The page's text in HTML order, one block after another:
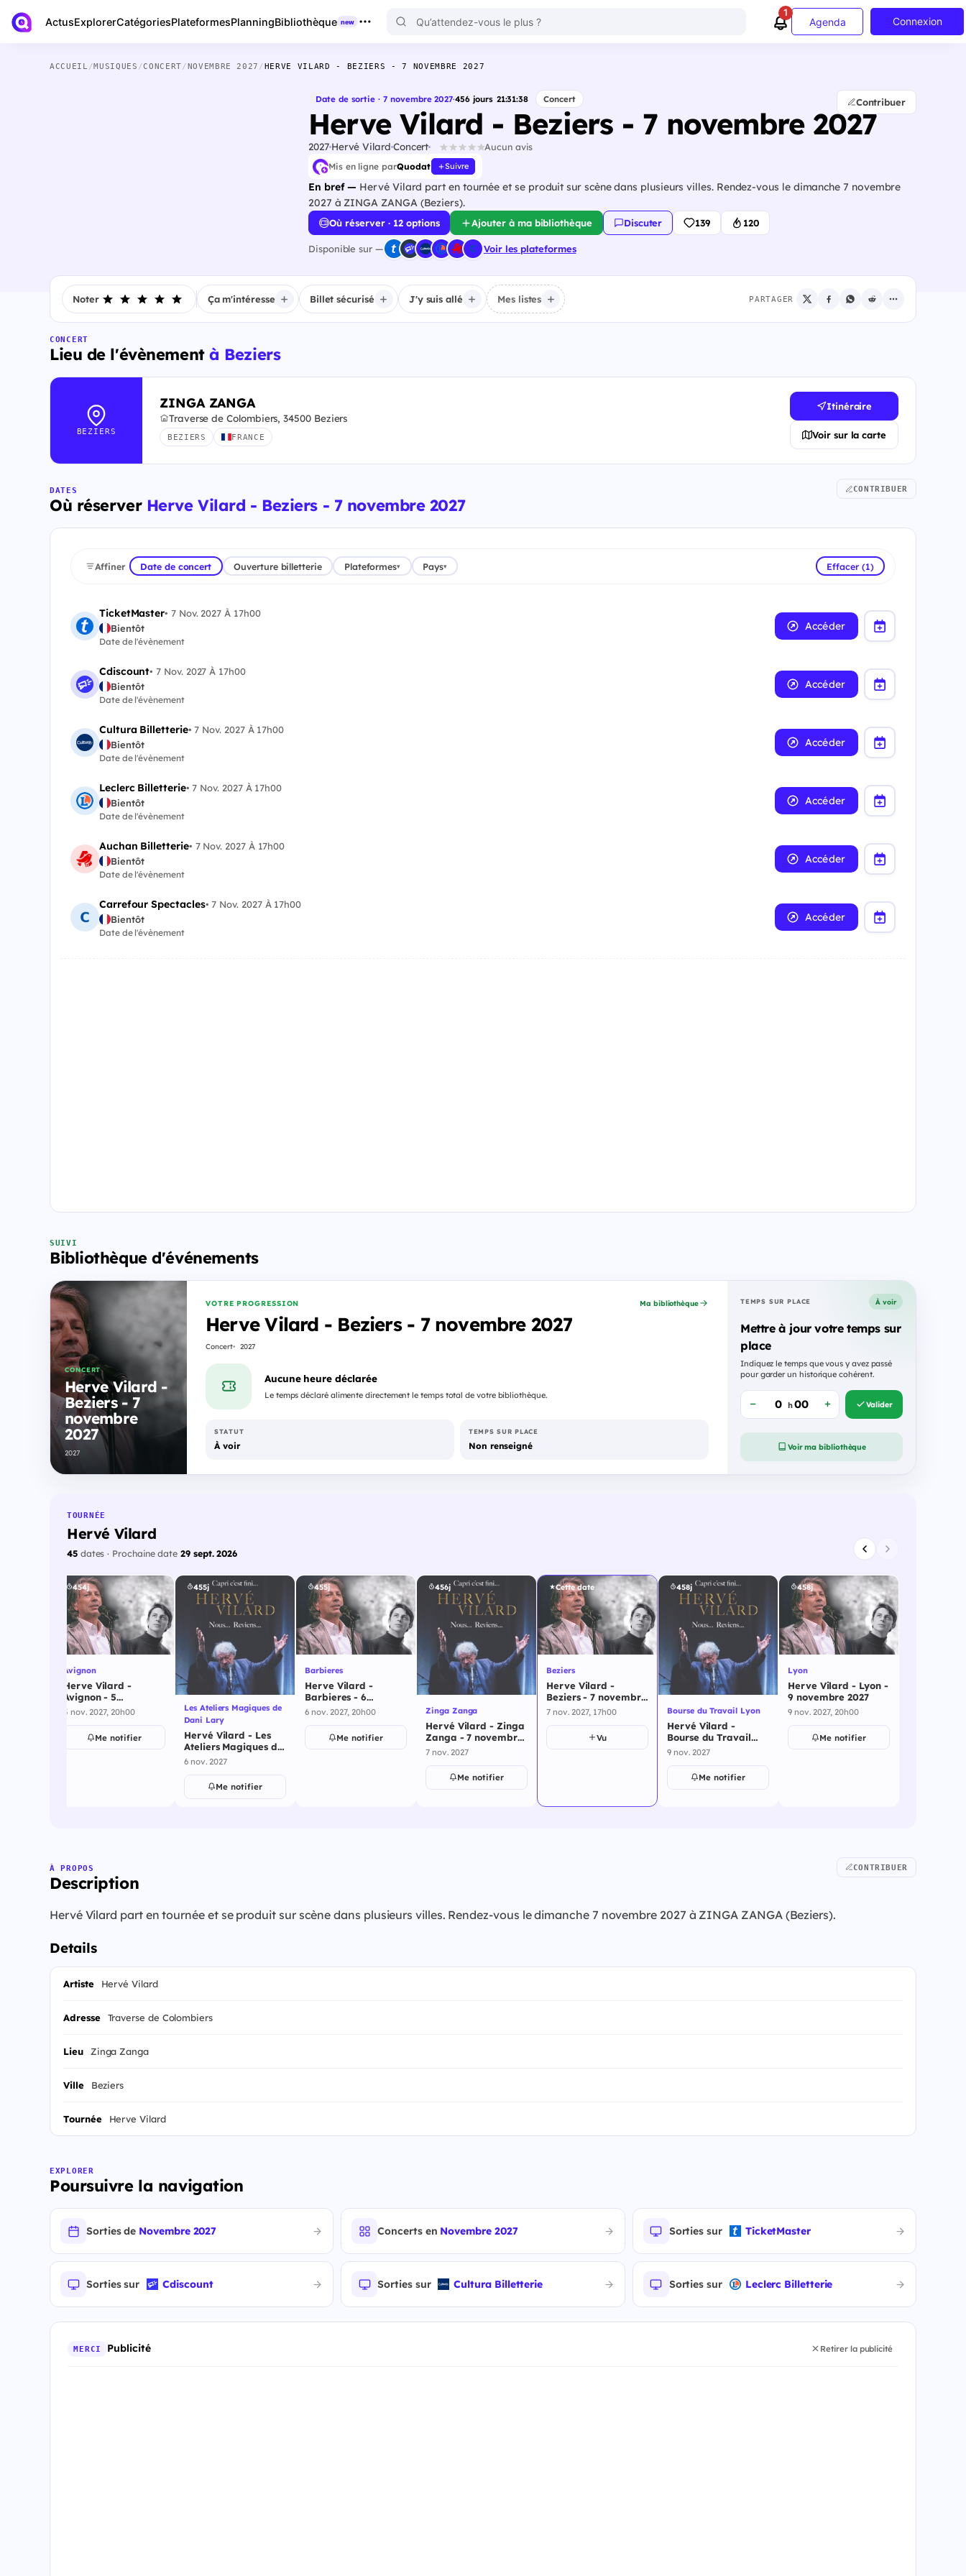
ActusExplorerCatégoriesPlateformesPlanningBibliothèque new
1
Agenda Connexion
ACCUEIL /MUSIQUES /CONCERT/NOVEMBRE 2027 /HERVE VILARD - BEZIERS - 7 NOVEMBRE 2027
Date de sortie · 7 novembre 2027·456jours 21:31:37 Concert
Herve Vilard - Beziers - 7 novembre 2027
2027Hervé Vilard Concert Aucun avis
Mis en ligne parQuodat Suivre
En bref — Hervé Vilard part en tournée et se produit sur scène dans plusieurs villes. Rendez-vous le dimanche 7 novembre
2027 à ZINGA ZANGA (Beziers).
Contribuer
Où réserver · 12 options Ajouter à ma bibliothèque Discuter 139 120
Disponible sur — Voir les plateformes
Noter Ça m'intéresse Billet sécurisé J'y suis allé Mes listes PARTAGER
CONCERT
Lieu de l'évènementà Beziers
BEZIERS
ZINGA ZANGA
Traverse de Colombiers, 34500 Beziers
BEZIERS FRANCE
Itinéraire
Voir sur la carte
DATES
Où réserver Herve Vilard - Beziers - 7 novembre 2027
CONTRIBUER
Affiner Date de concert Ouverture billetterie Plateformes▾ Pays▾ Effacer (1)
TicketMaster• 7 Nov. 2027 À 17h00
Bientôt
Date de l'évènement
Accéder
Cdiscount•7 Nov. 2027 À 17h00
Bientôt
Date de l'évènement
Accéder
Cultura Billetterie•7 Nov. 2027 À 17h00
Bientôt
Date de l'évènement
Accéder
Leclerc Billetterie•7 Nov. 2027 À 17h00
Bientôt
Date de l'évènement
Accéder
Auchan Billetterie• 7 Nov. 2027 À 17h00
Bientôt
Date de l'évènement
Accéder
Carrefour Spectacles•7 Nov. 2027 À 17h00
Bientôt
Date de l'évènement
Accéder
SUIVI
Bibliothèque d'événements
CONCERT
Herve Vilard -
Beziers - 7
novembre
2027
2027
VOTRE PROGRESSION
Herve Vilard - Beziers - 7 novembre 2027
Concert 2027
Ma bibliothèque
Aucune heure déclarée
Le temps déclaré alimente directement le temps total de votre bibliothèque.
STATUT
À voir
TEMPS SUR PLACE
Non renseigné
TEMPS SUR PLACE À voir
Mettre à jour votre temps sur
place
Indiquez le temps que vous y avez passé
pour garder un historique cohérent.
h Valider
Voir ma bibliothèque
TOURNÉE
Hervé Vilard
45dates · Prochaine date29 sept. 2026
454j
Avignon
Herve Vilard -
Avignon - 5
novembre 2027
5 nov. 2027, 20h00
Me notifier
455j
Les Ateliers Magiques de
Dani Lary
Hervé Vilard - Les
Ateliers Magiques de
Dani Lary - 6
6 nov. 2027
Me notifier
455j
Barbieres
Herve Vilard -
Barbieres - 6
novembre 2027
6 nov. 2027, 20h00
Me notifier
456j
Zinga Zanga
Hervé Vilard - Zinga
Zanga - 7 novembre
2027
7 nov. 2027
Me notifier
Cette date
Beziers
Herve Vilard -
Beziers - 7 novembre
2027
7 nov. 2027, 17h00
Vu
458j
Bourse du Travail Lyon
Hervé Vilard -
Bourse du Travail
Lyon - 9 novembre
9 nov. 2027
Me notifier
458j
Lyon
Herve Vilard - Lyon -
9 novembre 2027
9 nov. 2027, 20h00
Me notifier
À PROPOS
Description
CONTRIBUER
Hervé Vilard part en tournée et se produit sur scène dans plusieurs villes. Rendez-vous le dimanche 7 novembre 2027 à ZINGA ZANGA (Beziers).
Details
Artiste Hervé Vilard
Adresse Traverse de Colombiers
Lieu Zinga Zanga
Ville Beziers
Tournée Herve Vilard
EXPLORER
Poursuivre la navigation
Sorties de Novembre 2027 Concerts en Novembre 2027 Sorties sur TicketMaster
Sorties sur Cdiscount Sorties sur Cultura Billetterie Sorties sur Leclerc Billetterie
MERCI Publicité Retirer la publicité